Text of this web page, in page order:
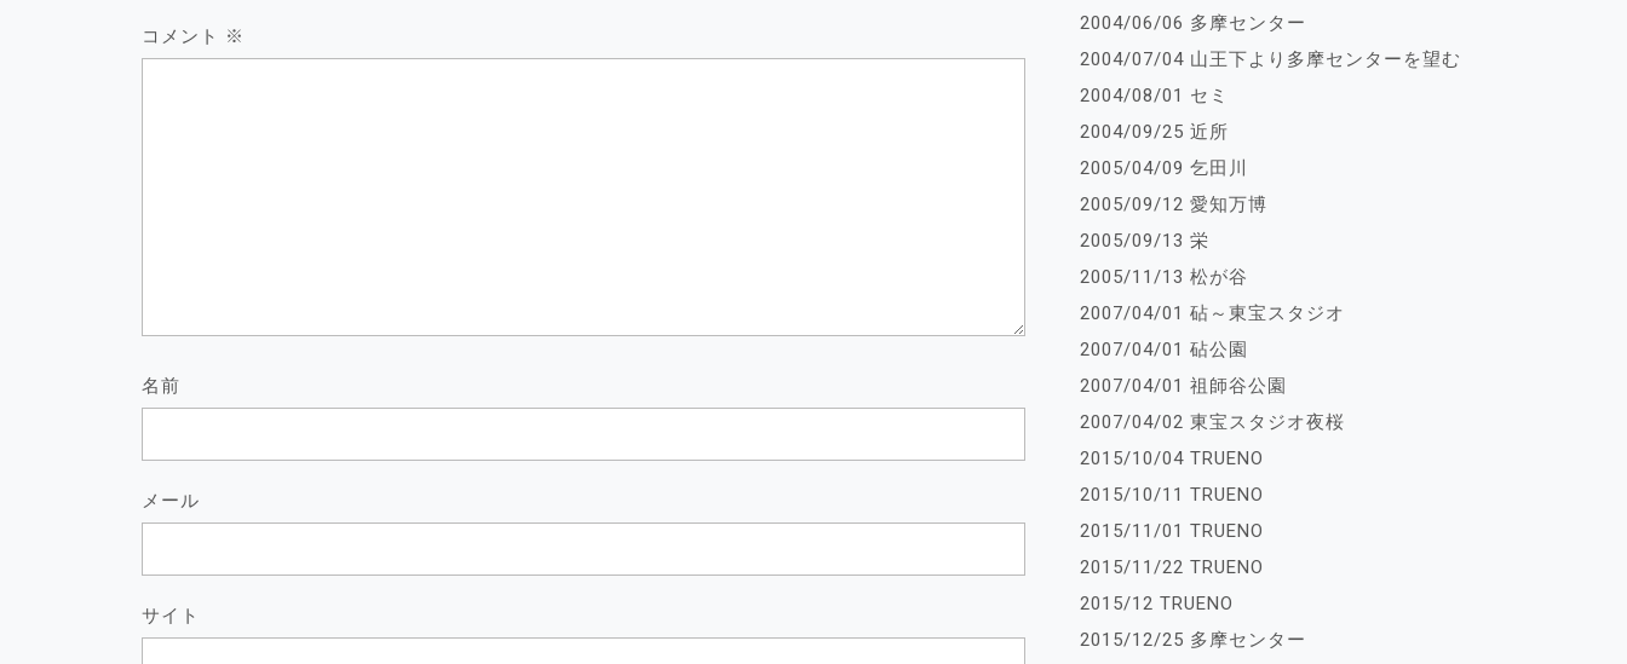
コメント ※
名前
メール
サイト
2004/06/06 多摩センター
2004/07/04 山王下より多摩センターを望む
2004/08/01 セミ
2004/09/25 近所
2005/04/09 乞田川
2005/09/12 愛知万博
2005/09/13 栄
2005/11/13 松が谷
2007/04/01 砧～東宝スタジオ
2007/04/01 砧公園
2007/04/01 祖師谷公園
2007/04/02 東宝スタジオ夜桜
2015/10/04 TRUENO
2015/10/11 TRUENO
2015/11/01 TRUENO
2015/11/22 TRUENO
2015/12 TRUENO
2015/12/25 多摩センター